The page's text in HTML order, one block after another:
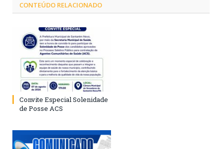
CONTEÚDO RELACIONADO
Convite Especial Solenidade
de Posse ACS